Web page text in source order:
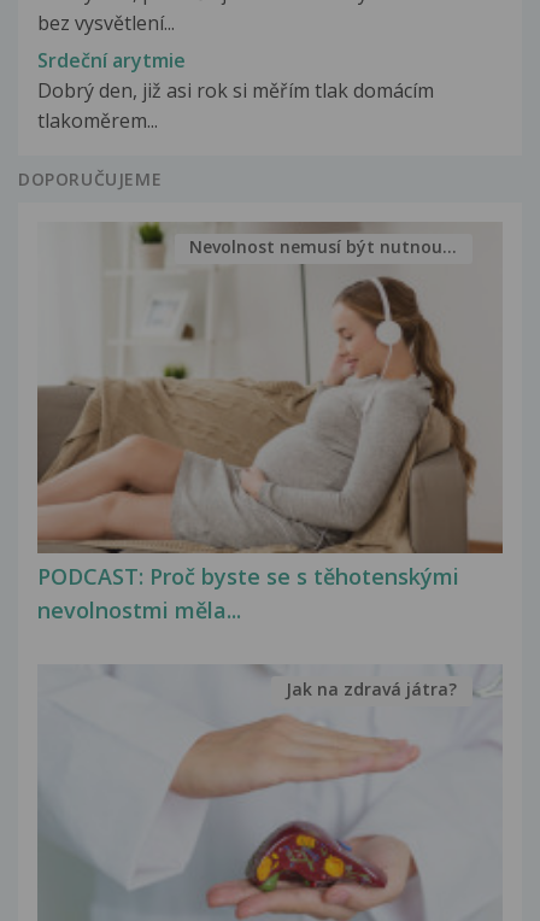
bez vysvětlení...
Srdeční arytmie
Dobrý den, již asi rok si měřím tlak domácím
tlakoměrem...
DOPORUČUJEME
PODCAST: Proč byste se s těhotenskými
nevolnostmi měla...
Nevolnost nemusí být nutnou...
Jak na zdravá játra?